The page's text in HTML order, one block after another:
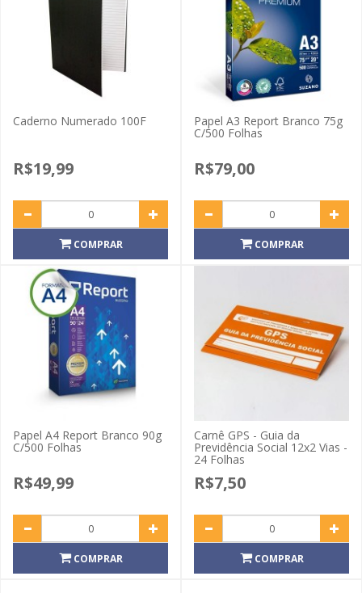
Caderno Numerado 100F
R$19,99
COMPRAR
Papel A3 Report Branco 75g
C/500 Folhas
R$79,00
COMPRAR
Papel A4 Report Branco 90g
C/500 Folhas
R$49,99
COMPRAR
Carnê GPS - Guia da
Previdência Social 12x2 Vias -
24 Folhas
R$7,50
COMPRAR